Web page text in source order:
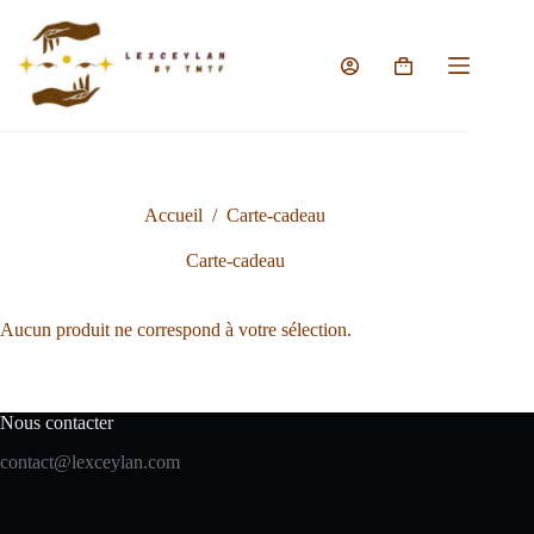
contenu
Panier
Accueil / Carte-cadeau
Carte-cadeau
Aucun produit ne correspond à votre sélection.
Nous contacter
contact@lexceylan.com